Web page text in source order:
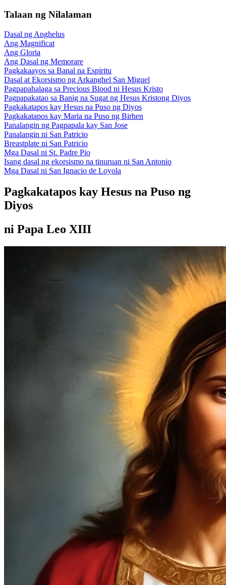
Talaan ng Nilalaman
Dasal ng Anghelus
Ang Magnificat
Ang Gloria
Ang Dasal ng Memorare
Pagkakaayos sa Banal na Espiritu
Dasal at Ekorsismo ng Arkanghel San Miguel
Pagpapahalaga sa Precious Blood ni Hesus Kristo
Pagpapakatao sa Banig na Sugat ng Hesus Kristong Diyos
Pagkakatapos kay Hesus na Puso ng Diyos
Pagkakatapos kay Maria na Puso ng Birhen
Panalangin ng Pagpapala kay San Jose
Panalangin ni San Patricio
Breastplate ni San Patricio
Mga Dasal ni St. Padre Pio
Isang dasal ng ekorsismo na tinuruan ni San Antonio
Mga Dasal ni San Ignacio de Loyola
Pagkakatapos kay Hesus na Puso ng
Diyos
ni Papa Leo XIII